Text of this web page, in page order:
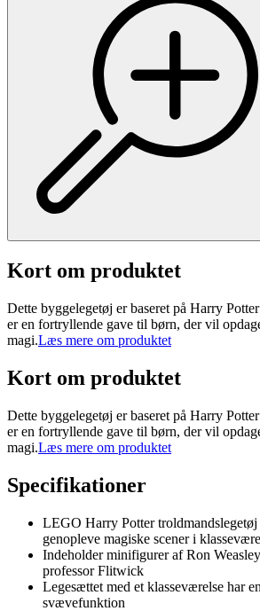
Kort om produktet
Dette byggelegetøj er baseret på Harry
er en fortryllende gave til børn, der vil
magi.Læs mere om produktet
Kort om produktet
Dette byggelegetøj er baseret på Harry
er en fortryllende gave til børn, der vil
magi.Læs mere om produktet
Specifikationer
LEGO Harry Potter
genopleve magiske scener i
Indeholder minifigurer af Ron
professor Flitwick
Legesættet med et klasseværelse har
svævefunktion